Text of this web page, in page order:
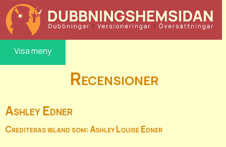
Visa meny
Recensioner
Ashley Edner
Crediteras ibland som: Ashley Louise Edner